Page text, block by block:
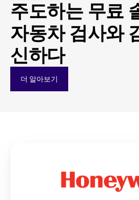
주도하는 무료
자동차 검사와
신하다
더 알아보기